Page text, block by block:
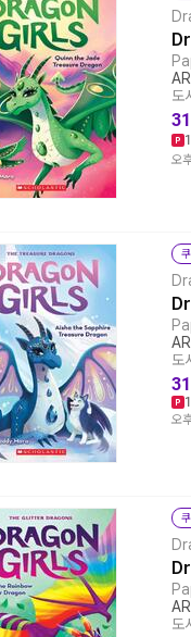
도
31
오
도
31
오
도